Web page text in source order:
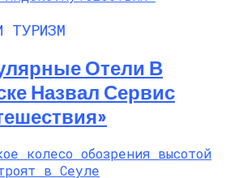
ТУРИЗМ
Отели В
Назвал Сервис